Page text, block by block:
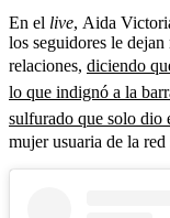
En el live, Aida
los seguidores le
relaciones, diciendo
lo que indignó a la
sulfurado que solo dio
mujer usuaria de la